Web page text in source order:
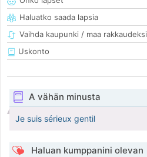
Haluatko saada lapsia
Vaihda kaupunki / maa rakkaudeksi
Uskonto
A vähän minusta
Je suis sérieux gentil
Haluan kumppanini olevan